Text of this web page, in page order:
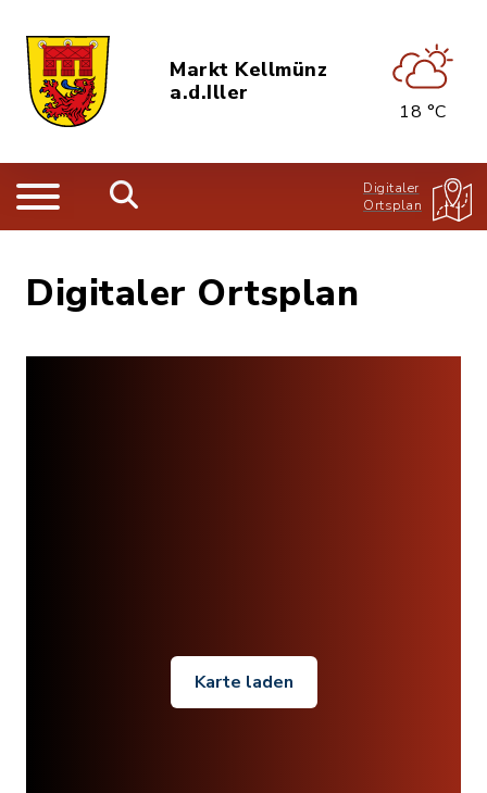
Markt Kellmünz
a.d.Iller
18 °C
Digitaler
Ortsplan
Digitaler Ortsplan
Karte laden